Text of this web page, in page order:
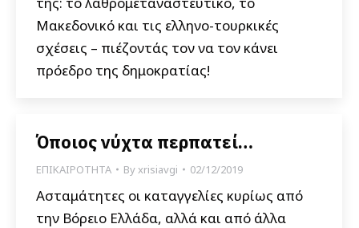
Μακεδονικό και τις ελληνο-τουρκικές
σχέσεις – πιέζοντάς τον να τον κάνει
πρόεδρο της δημοκρατίας!
Όποιος νύχτα περπατεί…
ΕΠΙΚΑΙΡΟΤΗΤΑ Byxrisiavgi 02/12/2019
Ασταμάτητες οι καταγγελίες κυρίως από
την Βόρειο Ελλάδα, αλλά και από άλλα